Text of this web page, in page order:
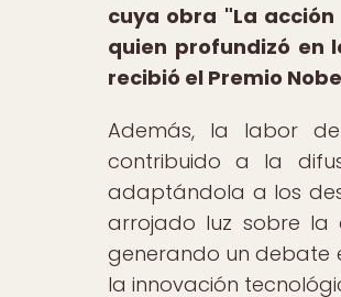
cuya obra "La
quien profundizó en
recibió el Premio
Además, la labor
contribuido a la
adaptándola a los
arrojado luz sobre
generando un debate
la innovación